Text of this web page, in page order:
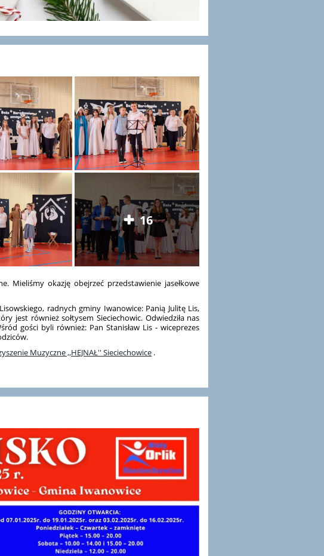
16
Mieliśmy okazję obejrzeć przedstawienie jasełkowe
radnych gminy Iwanowice: Panią Julitę Lis,
jest również sołtysem Sieciechowic. Odwiedziła nas
gości byli również: Pan Stanisław Lis - wiceprezes
Muzyczne ,,HEJNAŁ'' Sieciechowice .